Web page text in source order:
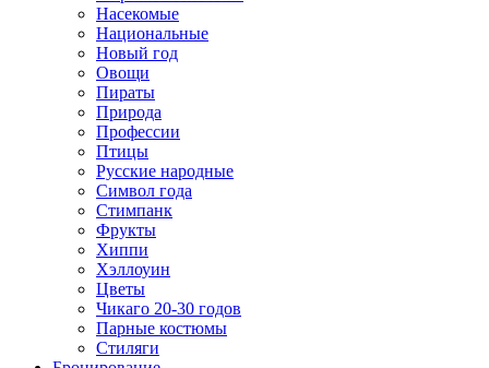
Насекомые
Национальные
Новый год
Овощи
Пираты
Природа
Профессии
Птицы
Русские народные
Символ года
Стимпанк
Фрукты
Хиппи
Хэллоуин
Цветы
Чикаго 20-30 годов
Парные костюмы
Стиляги